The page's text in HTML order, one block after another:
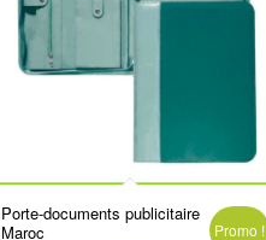
Porte-documents publicitaire
Maroc
Promo !